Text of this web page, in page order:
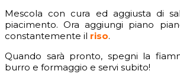
Mescola con cura ed aggiusta di
piacimento. Ora aggiungi piano
constantemente il riso.
Quando sarà pronto, spegni la
burro e formaggio e servi subito!